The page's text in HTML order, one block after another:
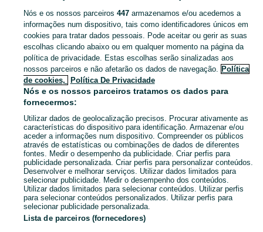
Mapa de mini-sites
Pesquisas populares
Nós e os nossos parceiros 447armazenamos e/ou acedemos a
informações num dispositivo, tais como identificadores únicos em
cookies para tratar dados pessoais. Pode aceitar ou gerir as suas
escolhas clicando abaixo ou em qualquer momento na página da
política de privacidade. Estas escolhas serão sinalizadas aos
nossos parceiros e não afetarão os dados de navegação. Política
de cookies,
Política De Privacidade
Nós e os nossos parceiros tratamos os dados para
fornecermos:
Utilizar dados de geolocalização precisos. Procurar ativamente as
características do dispositivo para identificação. Armazenar e/ou
aceder a informações num dispositivo. Compreender os públicos
através de estatísticas ou combinações de dados de diferentes
fontes. Medir o desempenho da publicidade. Criar perfis para
publicidade personalizada. Criar perfis para personalizar conteúdos.
Desenvolver e melhorar serviços. Utilizar dados limitados para
selecionar publicidade. Medir o desempenho dos conteúdos.
Utilizar dados limitados para selecionar conteúdos. Utilizar perfis
para selecionar conteúdos personalizados. Utilizar perfis para
selecionar publicidade personalizada.
Lista de parceiros (fornecedores)